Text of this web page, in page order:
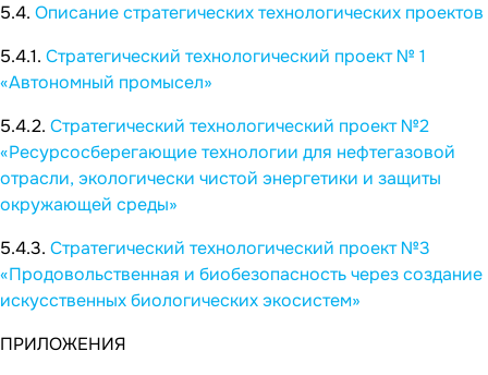
5.4. Описание стратегических технологических проектов
5.4.1. Стратегический технологический проект № 1
«Автономный промысел»
5.4.2. Стратегический технологический проект №2
«Ресурсосберегающие технологии для нефтегазовой
отрасли, экологически чистой энергетики и защиты
окружающей среды»
5.4.3. Стратегический технологический проект №3
«Продовольственная и биобезопасность через создание
искусственных биологических экосистем»
ПРИЛОЖЕНИЯ